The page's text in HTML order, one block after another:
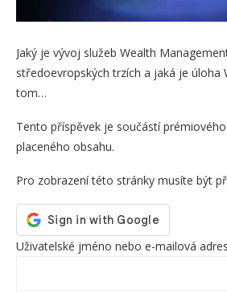
Jaký je vývoj služeb Wealth
středoevropských trzích a jaká je úloha
tom…
Tento příspěvek je součástí
placeného obsahu.
Pro zobrazení této stránky musíte být
Uživatelské jméno nebo e-mailová